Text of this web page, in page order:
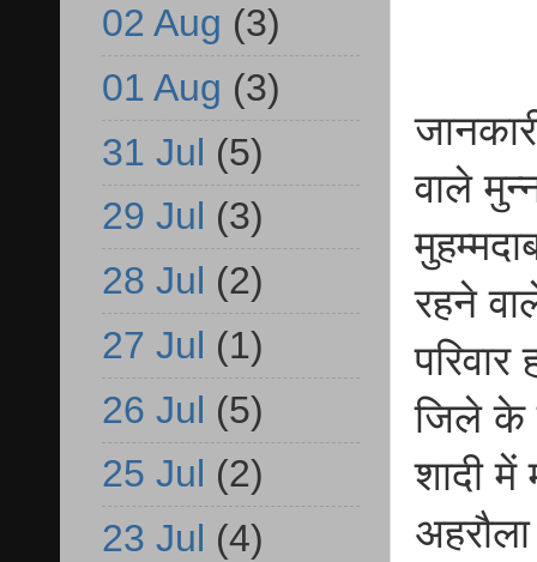
वाले
रहने
जिले के
शादी में
02 Aug (3)
01 Aug (3)
31 Jul (5)
29 Jul (3)
28 Jul (2)
27 Jul (1)
26 Jul (5)
25 Jul (2)
23 Jul (4)